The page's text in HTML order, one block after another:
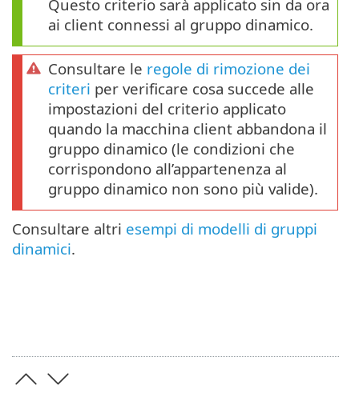
Questo criterio sarà applicato sin da ora
ai client connessi al gruppo dinamico.
Consultare le regole di rimozione dei
criteri per verificare cosa succede alle
impostazioni del criterio applicato
quando la macchina client abbandona il
gruppo dinamico (le condizioni che
corrispondono all’appartenenza al
gruppo dinamico non sono più valide).
Consultare altri esempi di modelli di gruppi
dinamici.